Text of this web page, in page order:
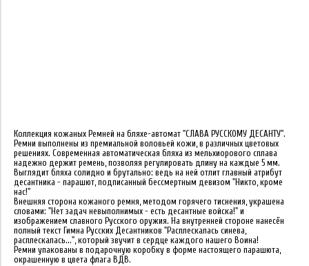
Коллекция кожаных Ремней на бляхе-автомат "СЛАВА РУССКОМУ ДЕСАНТУ".
Ремни выполнены из премиальной воловьей кожи, в различных цветовых
решениях. Современная автоматическая бляха из мельхиорового сплава
надежно держит ремень, позволяя регулировать длину на каждые 5 мм.
Выглядит бляха солидно и брутально: ведь на ней отлит главный атрибут
десантника - парашют, подписанный бессмертным девизом "Никто, кроме
нас!"
Внешняя сторона кожаного ремня, методом горячего тиснения, украшена
словами: "Нет задач невыполнимых - есть десантные войска!" и
изображением славного Русского оружия. На внутренней стороне нанесён
полный текст Гимна Русских Десантников "Расплескалась синева,
расплескалась...", который звучит в сердце каждого нашего Воина!
Ремни упакованы в подарочную коробку в форме настоящего парашюта,
окрашенную в цвета флага ВДВ.